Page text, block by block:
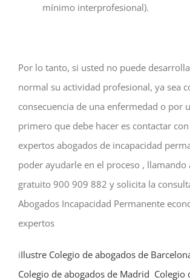
mínimo interprofesional).
Por lo tanto, si usted no puede
normal su actividad profesional, ya sea
consecuencia de una enfermedad o por
primero que debe hacer es contactar
expertos abogados de incapacidad
poder ayudarle en el proceso , llamando
gratuito 900 909 882 y solicita la
Abogados Incapacidad Permanente
expertos
iIlustre Colegio de abogados de
Colegio de abogados de Madrid Colegio